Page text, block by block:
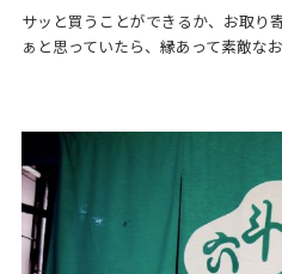
サッと買うことができるか、お取り
ぁと思っていたら、縁あって素敵な